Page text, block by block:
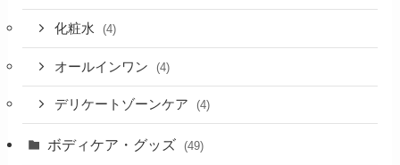
化粧水 (4)
オールインワン (4)
デリケートゾーンケア (4)
ボディケア・グッズ (49)